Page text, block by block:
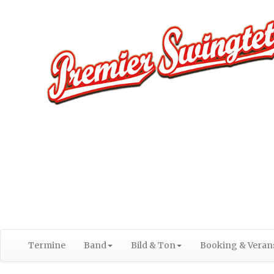
Termine Band Bild & Ton Booking &